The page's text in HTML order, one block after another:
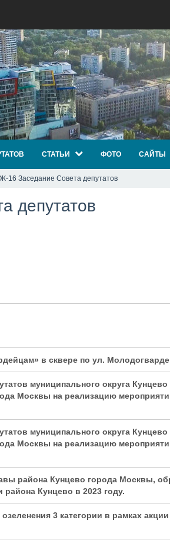
СТАТЬИ ФОТО САЙТЫ
16 Заседание Совета депутатов
депутатов
в сквере по ул.
муниципального округа
Москвы на реализацию
муниципального округа
Москвы на реализацию
района Кунцево города Москвы,
района Кунцево в 2023 году.
3 категории в рамках